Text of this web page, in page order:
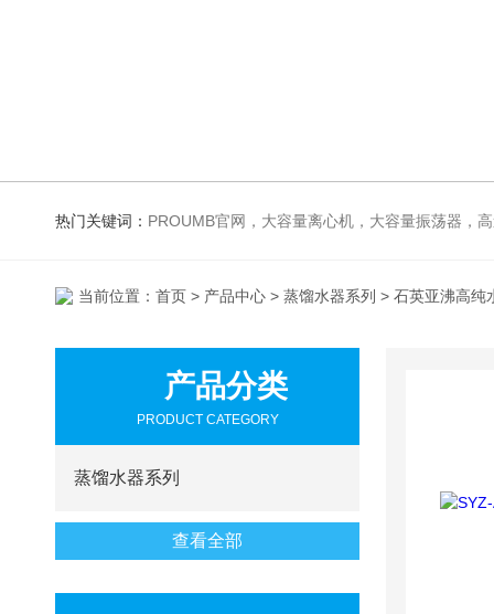
热门关键词： PROUMB官网，大容量离心机，大容量振荡器，高速冷冻离心机，生化、光照、振荡培养箱，磁力搅拌器，
当前位置： 首页 > 产品中心 > 蒸馏水器系列 > 石英亚沸高纯
产品分类
PRODUCT CATEGORY
蒸馏水器系列
查看全部